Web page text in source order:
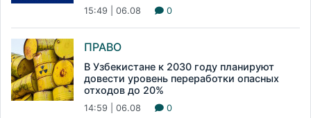
15:49 | 06.08 0
ПРАВО
В Узбекистане к 2030 году планируют
довести уровень переработки опасных
отходов до 20%
14:59 | 06.08 0